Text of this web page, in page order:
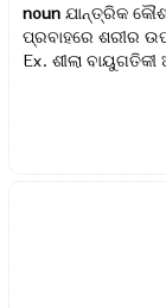
noun ଯାନ୍ତ୍ରିକ
ପ୍ରବାହରେ ଶରୀର
Ex.ଶୀଲା